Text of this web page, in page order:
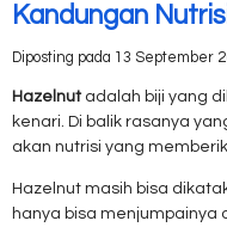
Kandungan
Diposting pada 13 September
Hazelnut adalah biji yang
kenari. Di balik rasanya
akan nutrisi yang
Hazelnut masih bisa
hanya bisa